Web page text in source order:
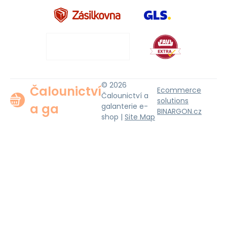
Čalounictví
a ga
© 2026
Čalounictví a
galanterie e-
shop | Site Map
Ecommerce
solutions
BINARGON.cz